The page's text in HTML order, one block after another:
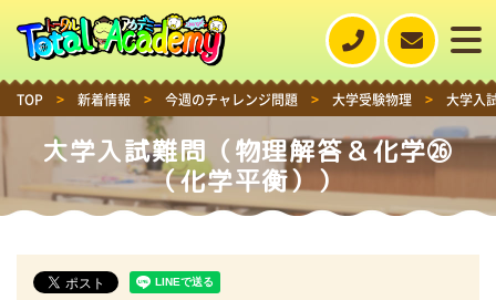
TOP > 新着情報 > 今週のチャレンジ問題 > 大学受験物理 > 大学入
大学入試難問（物理解答＆化学㉖
（化学平衡））